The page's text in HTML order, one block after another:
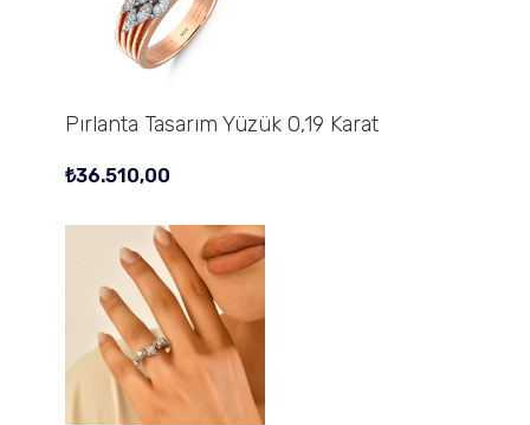
Pırlanta Tasarım Yüzük 0,19 Karat
₺36.510,00